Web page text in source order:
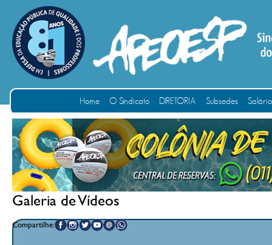
Home O Sindicato DIRETORIA Subsedes
Galeria de Vídeos
Compartilhe: